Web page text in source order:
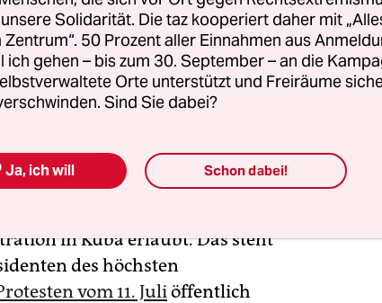
in Kuba erlaubt. Das steht
des höchsten
vom 11. Juliöffentlich
Solidarität. Die taz kooperiert daher mit
50 Prozent aller Einnahmen aus
ich gehen – bis zum 30. September – an die
Orte unterstützt und Freiräume
Sind Sie dabei?
Ja, ich will Schon dabei!